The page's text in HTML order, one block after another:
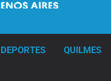
DEPORTES QUILMES